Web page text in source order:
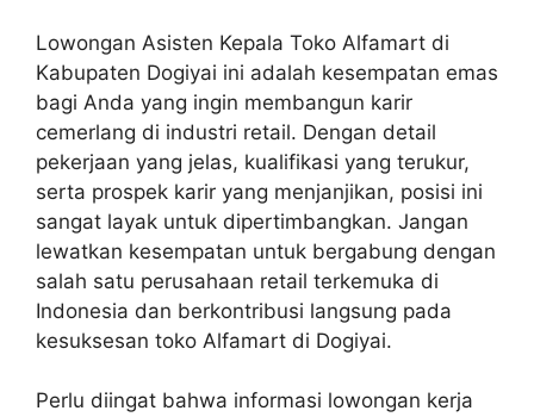
Lowongan Asisten Kepala Toko Alfamart di
Kabupaten Dogiyai ini adalah kesempatan emas
bagi Anda yang ingin membangun karir
cemerlang di industri retail. Dengan detail
pekerjaan yang jelas, kualifikasi yang terukur,
serta prospek karir yang menjanjikan, posisi ini
sangat layak untuk dipertimbangkan. Jangan
lewatkan kesempatan untuk bergabung dengan
salah satu perusahaan retail terkemuka di
Indonesia dan berkontribusi langsung pada
kesuksesan toko Alfamart di Dogiyai.
Perlu diingat bahwa informasi lowongan kerja